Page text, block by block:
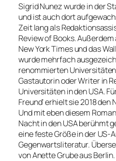
Sigrid Nunez wurde in der
und ist auch dort
Zeit lang als
Review of Books.
New York Times und das
wurde mehrfach
renommierten
Gastautorin oder Writer in
Universitäten in den USA.
Freund‘ erhielt sie 2018 den
Und mit eben diesem
Nacht in den USA berühmt
eine feste Größe in der US-
Gegenwartsliteratur.
von Anette Grube aus Berlin.